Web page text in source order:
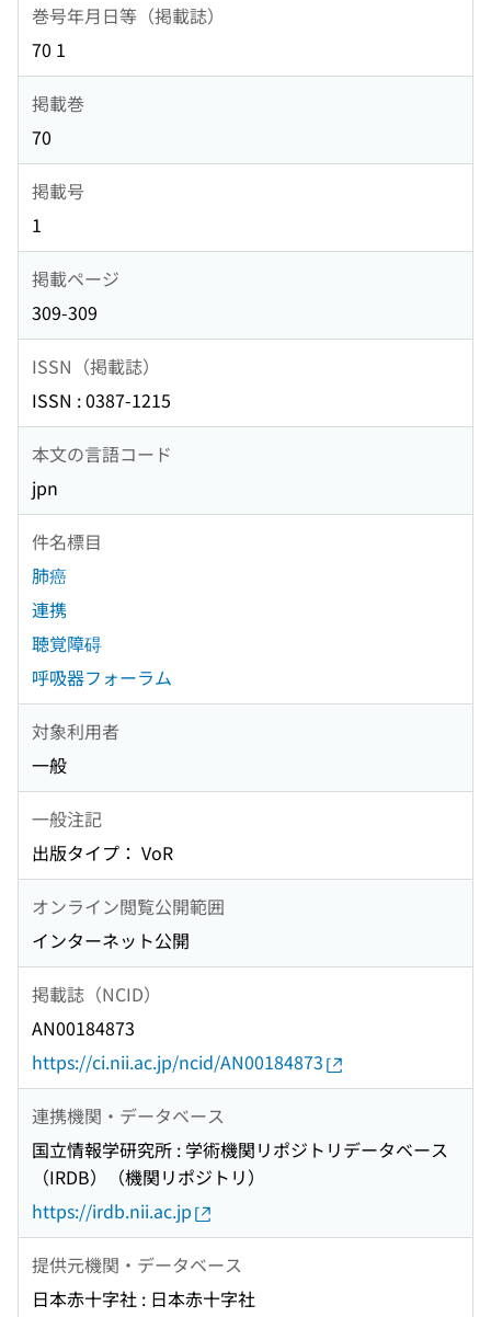
巻号年月日等（掲載誌）
70 1
掲載巻
70
掲載号
1
掲載ページ
309-309
ISSN（掲載誌）
ISSN : 0387-1215
本文の言語コード
jpn
件名標目
肺癌
連携
聴覚障碍
呼吸器フォーラム
対象利用者
一般
一般注記
出版タイプ： VoR
オンライン閲覧公開範囲
インターネット公開
掲載誌（NCID）
AN00184873
https://ci.nii.ac.jp/ncid/AN00184873
連携機関・データベース
国立情報学研究所 : 学術機関リポジトリデータベース
（IRDB）（機関リポジトリ）
https://irdb.nii.ac.jp
提供元機関・データベース
日本赤十字社 : 日本赤十字社